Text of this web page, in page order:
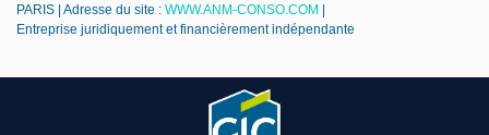
PARIS | Adresse du site : WWW.ANM-CONSO.COM |
Entreprise juridiquement et financièrement indépendante